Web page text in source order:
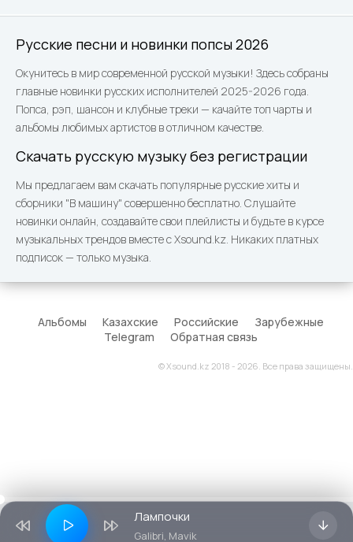
Русские песни и новинки попсы 2026
Окунитесь в мир современной русской музыки! Здесь собраны
главные новинки русских исполнителей 2025-2026 года.
Попса, рэп, шансон и клубные треки — качайте топ чарты и
альбомы любимых артистов в отличном качестве.
Скачать русскую музыку без регистрации
Мы предлагаем вам скачать популярные русские хиты и
сборники "В машину" совершенно бесплатно. Слушайте
новинки онлайн, создавайте свои плейлисты и будьте в курсе
музыкальных трендов вместе с Xsound.kz. Никаких платных
подписок — только музыка.
Альбомы Казахские Российские
Зарубежные
Telegram
Обратная связь
© Xsound.kz 2018 - 2026. Все права защищены.
Лампочки
Galibri, Mavik